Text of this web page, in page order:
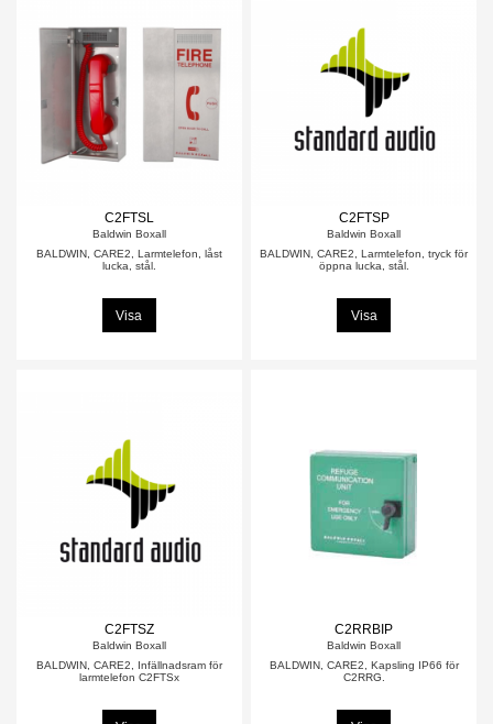
C2FTSL
Baldwin Boxall
BALDWIN, CARE2, Larmtelefon, låst
lucka, stål.
Visa
C2FTSP
Baldwin Boxall
BALDWIN, CARE2, Larmtelefon, tryck för
öppna lucka, stål.
Visa
C2FTSZ
Baldwin Boxall
BALDWIN, CARE2, Infällnadsram för
larmtelefon C2FTSx
C2RRBIP
Baldwin Boxall
BALDWIN, CARE2, Kapsling IP66 för
C2RRG.